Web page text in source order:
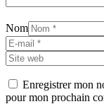
Nom
Enregistrer mon
pour mon prochain